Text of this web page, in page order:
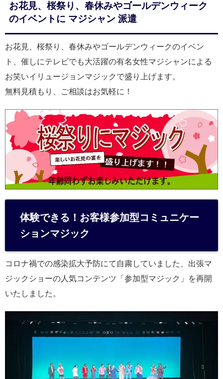
お花見、桜祭り、春休みやゴールデンウィーク
のイベントに マジシャン 派遣
お花見、桜祭り、春休みやゴールデンウィークのイベン
ト、催しにテレビでも大活躍の有名女性マジシャンによる
お笑いイリュージョンマジックで盛り上げます。
無料見積もり、ご相談はお気軽に！
体験できる！お客様参加型コミュニケー
ションマジック
コロナ禍での感染拡大予防にて自粛していました、出張マ
ジックショーの人気コンテンツ「参加型マジック」を再開
いたしました。